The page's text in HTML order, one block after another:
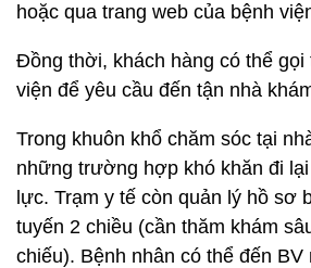
hoặc qua trang web của bệnh
Đồng thời, khách hàng có thể gọi
viện để yêu cầu đến tận nhà
Trong khuôn khổ chăm sóc tại
những trường hợp khó khăn đi
lực. Trạm y tế còn quản lý hồ sơ
tuyến 2 chiều (cần thăm khám
chiếu). Bệnh nhân có thể đến BV